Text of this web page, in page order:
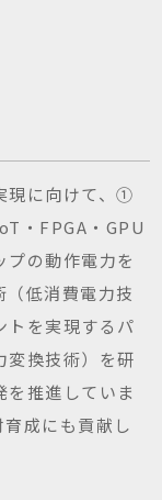
現に向けて、①
・FPGA・GPU
の動作電力を
低消費電力技
を実現するパ
変換技術）を研
推進していま
成にも貢献し